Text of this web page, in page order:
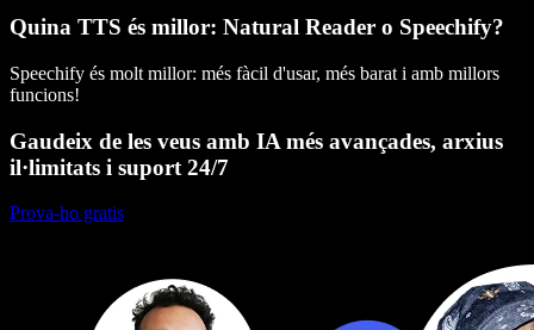
Quina TTS és millor: Natural Reader o Speechify?
Speechify és molt millor: més fàcil d'usar, més barat i amb millors
funcions!
Gaudeix de les veus amb IA més avançades, arxius
il·limitats i suport 24/7
Prova-ho gratis